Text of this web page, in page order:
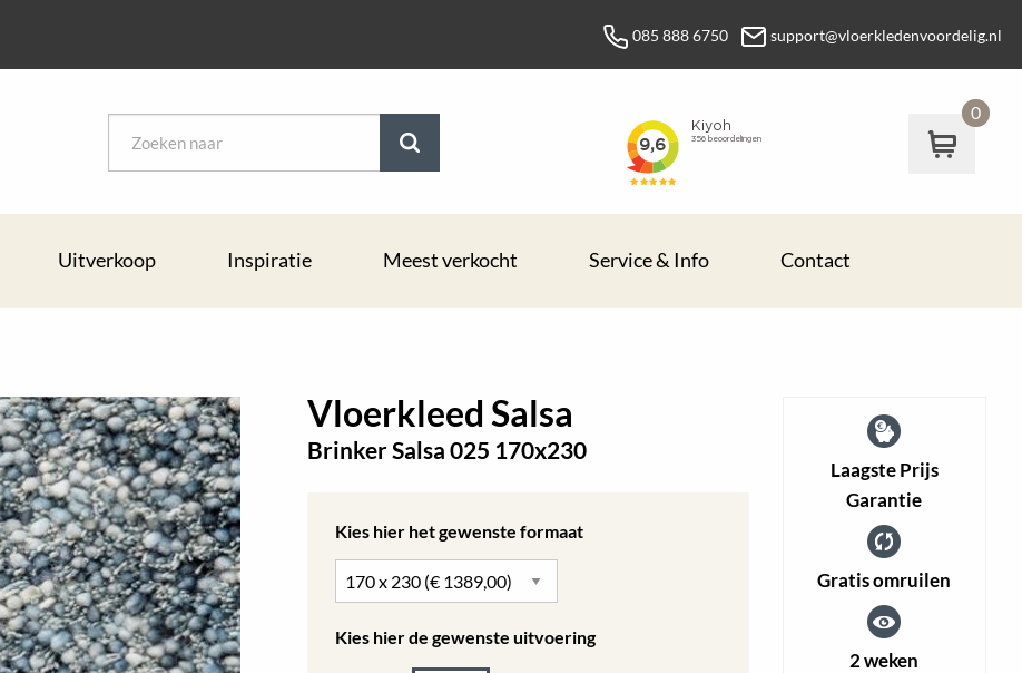
085 888 6750 support@vloerkledenvoordelig.nl
0
Uitverkoop Inspiratie Meest verkocht Service & Info Contact
Vloerkleed Salsa
Brinker Salsa 025 170x230
Kies hier het gewenste formaat
Kies hier de gewenste uitvoering
Laagste Prijs
Garantie
Gratis omruilen
2 weken